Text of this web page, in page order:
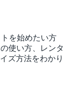
トを始めたい方
使い方、レンタ
ズ方法をわかり